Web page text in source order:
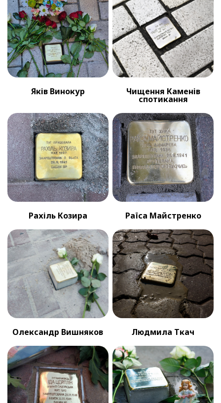
Яків Винокур Чищення Каменів
спотикання
Рахіль Козира Раїса Майстренко
Олександр Вишняков Людмила Ткач